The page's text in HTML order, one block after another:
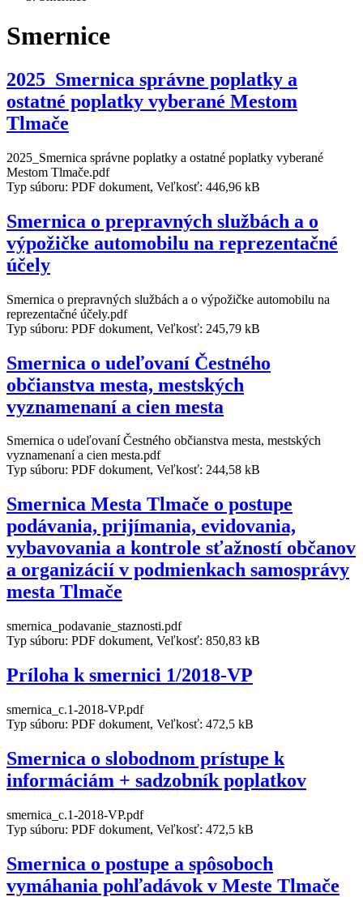
Smernice
2025_Smernica správne poplatky a
ostatné poplatky vyberané Mestom
Tlmače
2025_Smernica správne poplatky a ostatné poplatky vyberané
Mestom Tlmače.pdf
Typ súboru: PDF dokument, Veľkosť: 446,96 kB
Smernica o prepravných službách a o
výpožičke automobilu na reprezentačné
účely
Smernica o prepravných službách a o výpožičke automobilu na
reprezentačné účely.pdf
Typ súboru: PDF dokument, Veľkosť: 245,79 kB
Smernica o udeľovaní Čestného
občianstva mesta, mestských
vyznamenaní a cien mesta
Smernica o udeľovaní Čestného občianstva mesta, mestských
vyznamenaní a cien mesta.pdf
Typ súboru: PDF dokument, Veľkosť: 244,58 kB
Smernica Mesta Tlmače o postupe
podávania, prijímania, evidovania,
vybavovania a kontrole sťažností občanov
a organizácií v podmienkach samosprávy
mesta Tlmače
smernica_podavanie_staznosti.pdf
Typ súboru: PDF dokument, Veľkosť: 850,83 kB
Príloha k smernici 1/2018-VP
smernica_c.1-2018-VP.pdf
Typ súboru: PDF dokument, Veľkosť: 472,5 kB
Smernica o slobodnom prístupe k
informáciám + sadzobník poplatkov
smernica_c.1-2018-VP.pdf
Typ súboru: PDF dokument, Veľkosť: 472,5 kB
Smernica o postupe a spôsoboch
vymáhania pohľadávok v Meste Tlmače